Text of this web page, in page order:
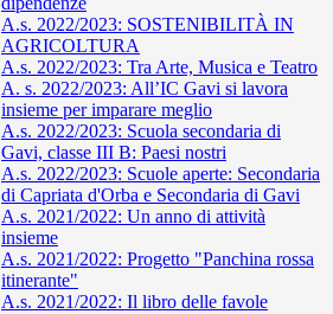
A.s. 2022/2023: SOSTENIBILITÀ IN
AGRICOLTURA
A.s. 2022/2023: Tra Arte, Musica e Teatro
A. s. 2022/2023: All’IC Gavi si lavora
insieme per imparare meglio
A.s. 2022/2023: Scuola secondaria di
Gavi, classe III B: Paesi nostri
A.s. 2022/2023: Scuole aperte: Secondaria
di Capriata d'Orba e Secondaria di Gavi
A.s. 2021/2022: Un anno di attività
insieme
A.s. 2021/2022: Progetto "Panchina rossa
itinerante"
A.s. 2021/2022: Il libro delle favole